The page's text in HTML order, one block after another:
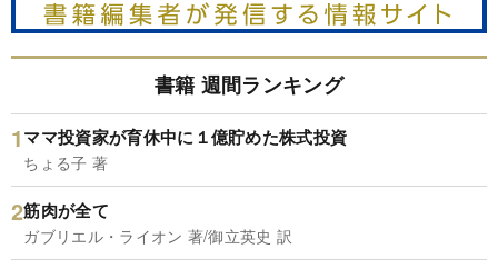
書籍 週間ランキング
ママ投資家が育休中に１億貯めた株式投資
ちょる子 著
筋肉が全て
ガブリエル・ライオン 著/御立英史 訳